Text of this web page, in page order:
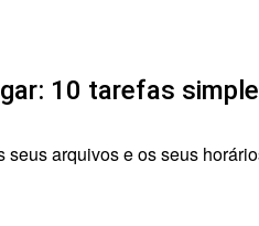
10 tarefas
seus arquivos e os seus